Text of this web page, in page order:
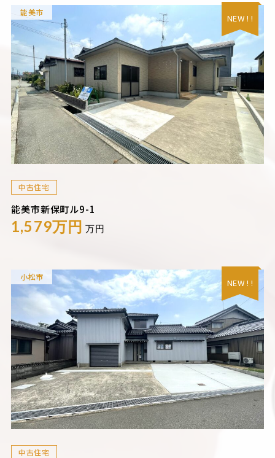
能美市
NEW ! !
中古住宅
能美市新保町ル9-1
1,579万円 万円
小松市
NEW ! !
中古住宅